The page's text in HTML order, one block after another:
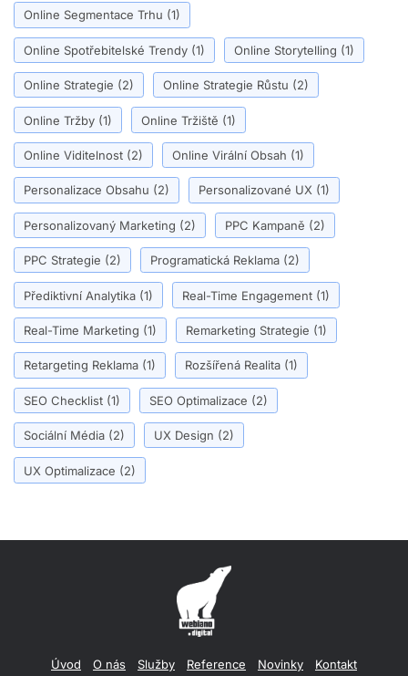
Online Segmentace Trhu (1)
Online Spotřebitelské Trendy (1) Online Storytelling (1)
Online Strategie (2) Online Strategie Růstu (2)
Online Tržby (1) Online Tržiště (1)
Online Viditelnost (2) Online Virální Obsah (1)
Personalizace Obsahu (2) Personalizované UX (1)
Personalizovaný Marketing (2) PPC Kampaně (2)
PPC Strategie (2) Programatická Reklama (2)
Přediktivní Analytika (1) Real-Time Engagement (1)
Real-Time Marketing (1) Remarketing Strategie (1)
Retargeting Reklama (1) Rozšířená Realita (1)
SEO Checklist (1) SEO Optimalizace (2)
Sociální Média (2) UX Design (2)
UX Optimalizace (2)
Úvod O nás Služby Reference Novinky Kontakt